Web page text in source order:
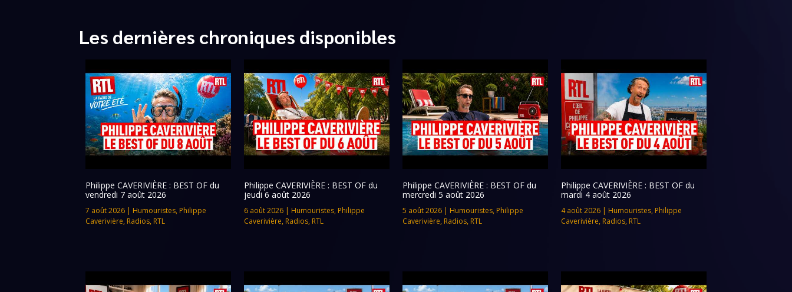
Les dernières chroniques disponibles
Philippe CAVERIVIÈRE : BEST OF du
vendredi 7 août 2026
7 août 2026 | Humouristes, Philippe
Caverivière, Radios, RTL
Philippe CAVERIVIÈRE : BEST OF du
jeudi 6 août 2026
6 août 2026| Humouristes, Philippe
Caverivière, Radios, RTL
Philippe CAVERIVIÈRE : BEST OF du
mercredi 5 août 2026
5 août 2026| Humouristes, Philippe
Caverivière, Radios, RTL
Philippe CAVERIVIÈRE : BEST OF du
mardi 4 août 2026
4 août 2026| Humouristes, Philippe
Caverivière, Radios, RTL